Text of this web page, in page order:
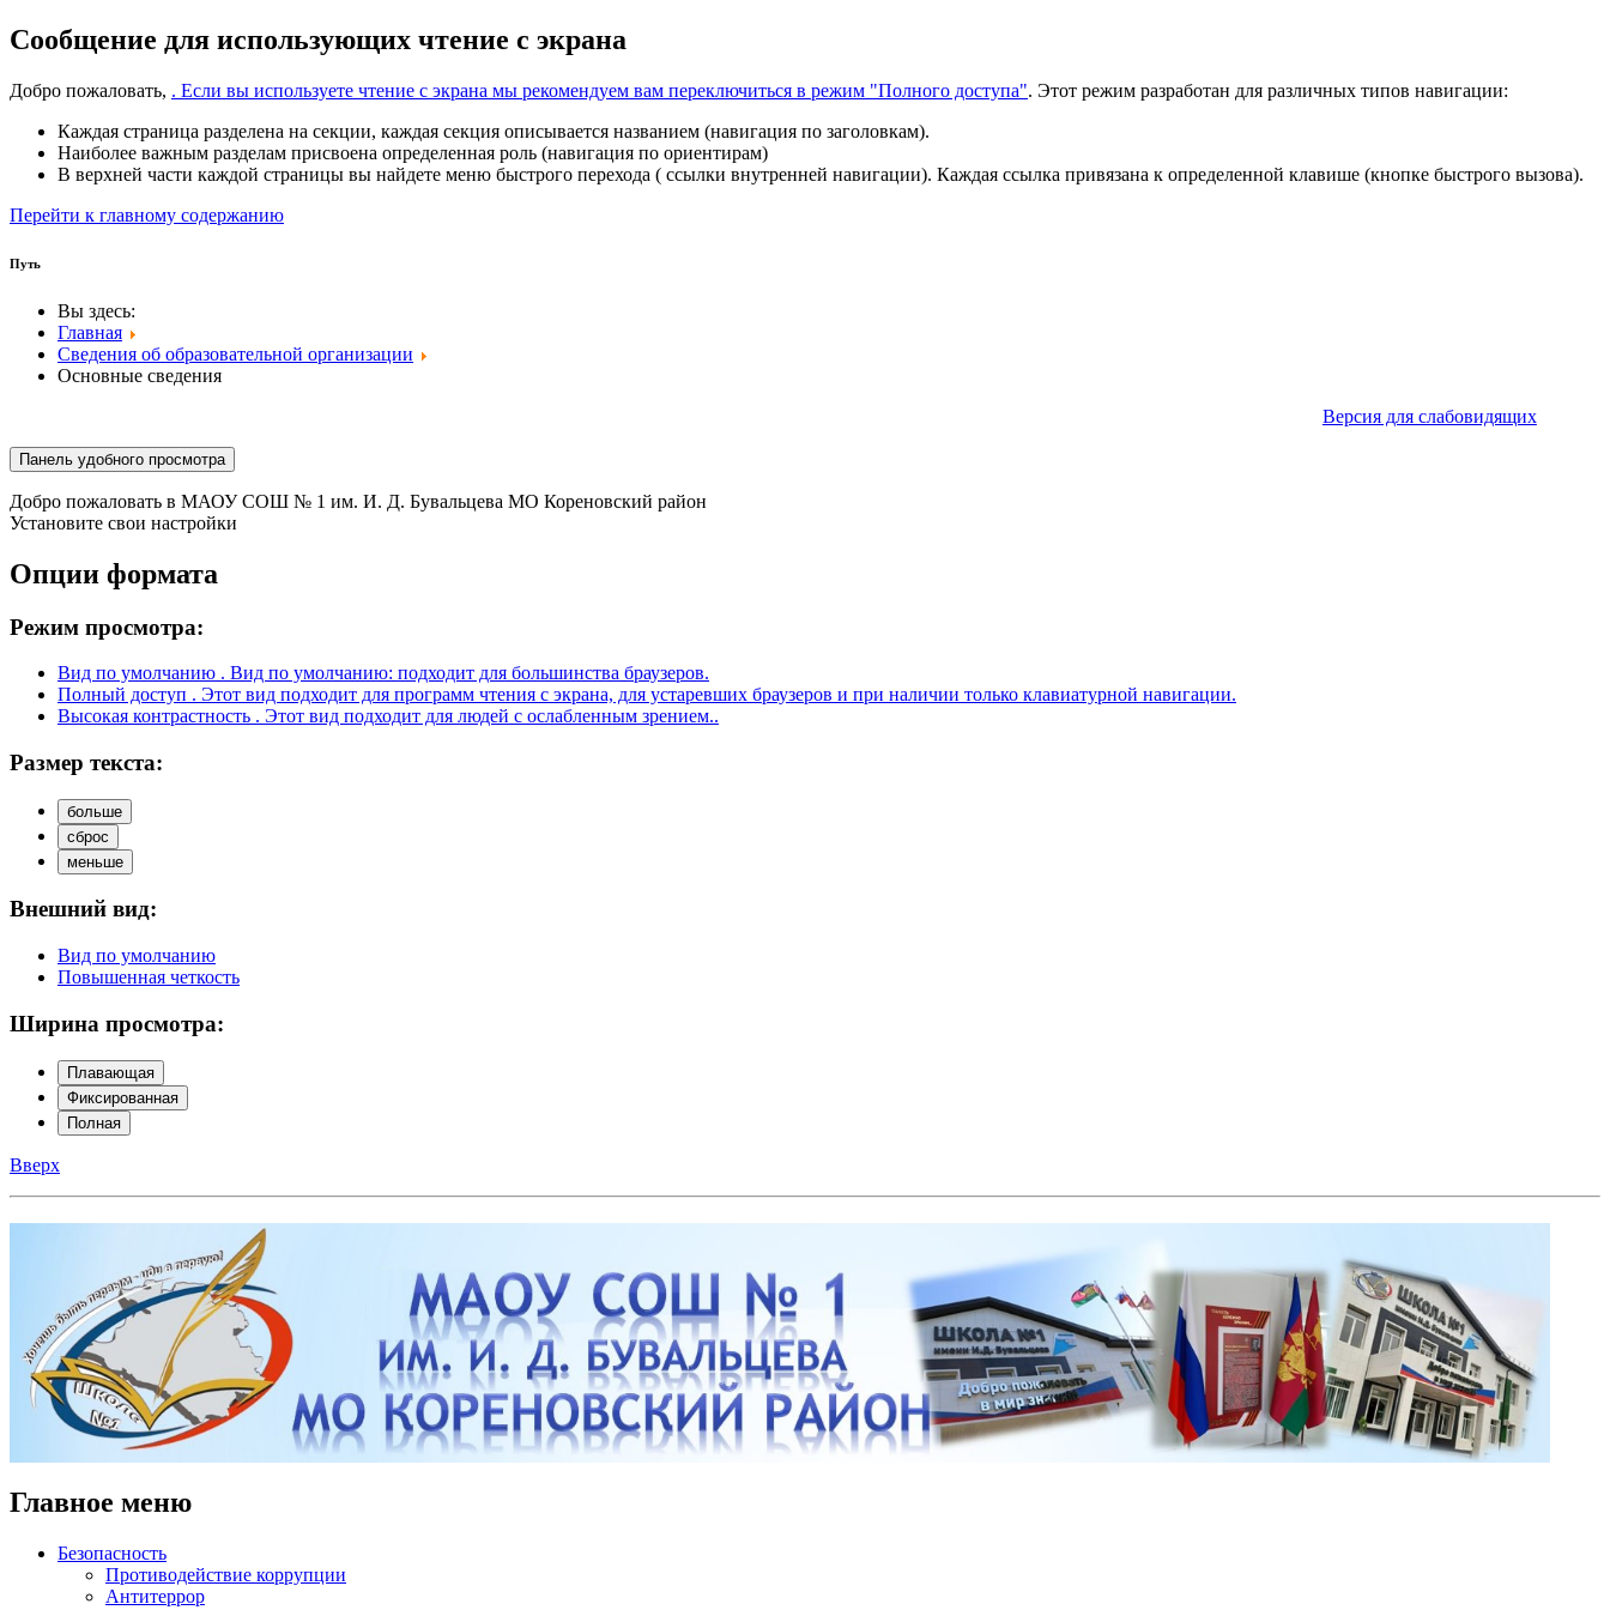
Сообщение для использующих чтение с экрана
Добро пожаловать, . Если вы используете чтение с экрана мы рекомендуем вам переключиться в режим "Полного доступа". Этот режим разработан для различных типов навигации:
Каждая страница разделена на секции, каждая секция описывается названием (навигация по заголовкам).
Наиболее важным разделам присвоена определенная роль (навигация по ориентирам)
В верхней части каждой страницы вы найдете меню быстрого перехода ( ссылки внутренней навигации). Каждая ссылка привязана к определенной клавише (кнопке быстрого вызова).
Перейти к главному содержанию
Путь
Вы здесь:
Главная
Сведения об образовательной организации
Основные сведения
Версия для слабовидящих
Панель удобного просмотра
Добро пожаловать в МАОУ СОШ № 1 им. И. Д. Бувальцева МО Кореновский район
Установите свои настройки
Опции формата
Режим просмотра:
Вид по умолчанию . Вид по умолчанию: подходит для большинства браузеров.
Полный доступ . Этот вид подходит для программ чтения с экрана, для устаревших браузеров и при наличии только клавиатурной навигации.
Высокая контрастность . Этот вид подходит для людей с ослабленным зрением..
Размер текста:
больше
сброс
меньше
Внешний вид:
Вид по умолчанию
Повышенная четкость
Ширина просмотра:
Плавающая
Фиксированная
Полная
Вверх
Главное меню
Безопасность
Противодействие коррупции
Антитеррор